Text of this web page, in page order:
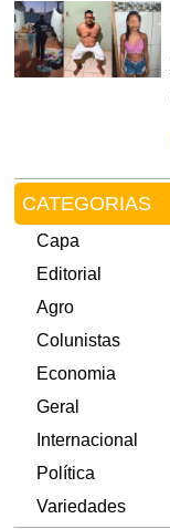
CATEGORIAS
Capa
Editorial
Agro
Colunistas
Economia
Geral
Internacional
Política
Variedades